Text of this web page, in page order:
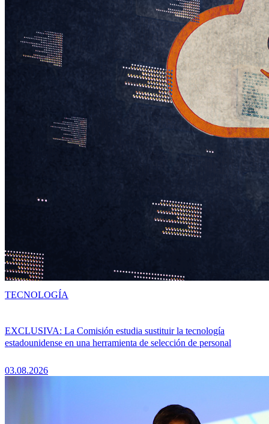
EXCLUSIVA: La Comisión estudia sustituir la tecnología
estadounidense en una herramienta de selección de personal
03.08.2026
TECNOLOGÍA